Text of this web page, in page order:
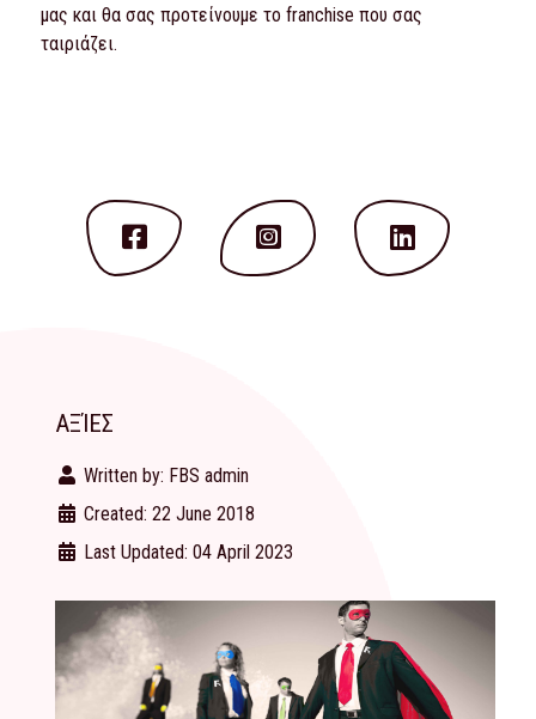
μας και θα σας προτείνουμε το franchise που σας
ταιριάζει.
ΑΞΊΕΣ
Written by: FBS admin
Created: 22 June 2018
Last Updated: 04 April 2023